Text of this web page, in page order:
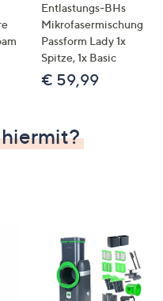
Entlastungs-BHs
Mikrofasermischung
Passform Lady 1x
Spitze, 1x Basic
€ 59,99